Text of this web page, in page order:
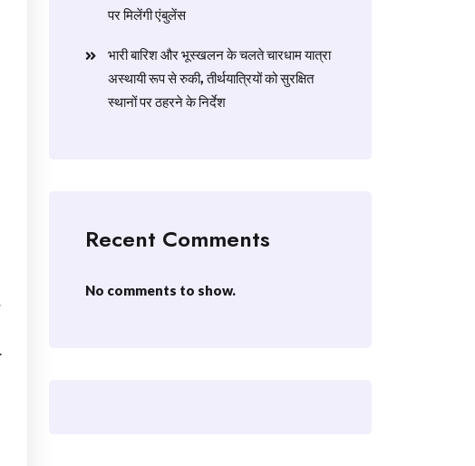
पर मिलेंगी एंबुलेंस
​भारी बारिश और भूस्खलन के चलते चारधाम यात्रा
अस्थायी रूप से रुकी, तीर्थयात्रियों को सुरक्षित
स्थानों पर ठहरने के निर्देश
Recent Comments
No comments to show.